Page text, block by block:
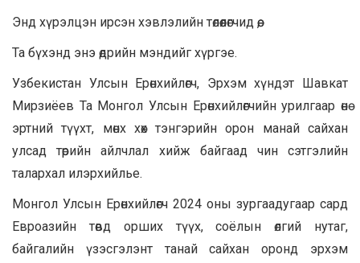
Энд хүрэлцэн ирсэн хэвлэлийн төлөөлөгчид өө,
Та бүхэнд энэ өдрийн мэндийг хүргэе.
Узбекистан Улсын Ерөнхийлөгч, Эрхэм хүндэт Шавкат
Мирзиёев Та Монгол Улсын Ерөнхийлөгчийн урилгаар өнө
эртний түүхт, мөнх хөх тэнгэрийн орон манай сайхан
улсад төрийн айлчлал хийж байгаад чин сэтгэлийн
талархал илэрхийлье.
Монгол Улсын Ерөнхийлөгч 2024 оны зургаадугаар сард
Евроазийн төвд орших түүх, соёлын өлгий нутаг,
байгалийн үзэсгэлэнт танай сайхан оронд эрхэм